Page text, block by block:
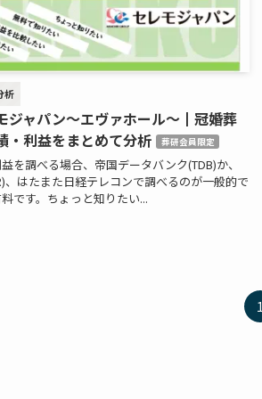
析
ジャパン〜エヴァホール〜┃冠婚葬
・利益をまとめて分析
葬研会員限定
を調べる場合、帝国データバンク(TDB)か、
、はたまた日経テレコンで調べるのが一般的で
です。ちょっと知りたい...